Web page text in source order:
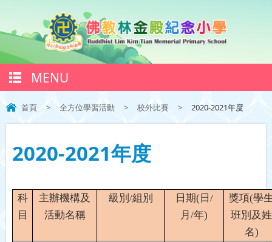
MENU
首頁 > 全方位學習活動 > 校外比賽 > 2020-2021年度
2020-2021年度
科
目
主辦機構及
活動名稱
級別 /組別 日期( 日 /
月 /年)
獎項(學
班別及姓
名)